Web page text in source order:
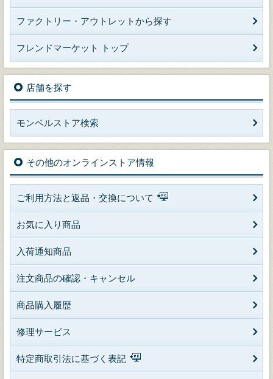
ファクトリー・アウトレットから探す
フレンドマーケット トップ
店舗を探す
モンベルストア検索
その他のオンラインストア情報
ご利用方法と返品・交換について
お気に入り商品
入荷通知商品
注文商品の確認・キャンセル
商品購入履歴
修理サービス
特定商取引法に基づく表記